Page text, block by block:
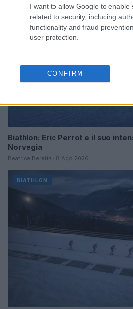
I want to allow Google to enable
related to security, including
functionality and fraud
user protection.
CONFIRM
Biathlon: Eric Perrot e il suo
Norvegia
Beatrice Beretta · 8 Ago 2026
BIATHLON